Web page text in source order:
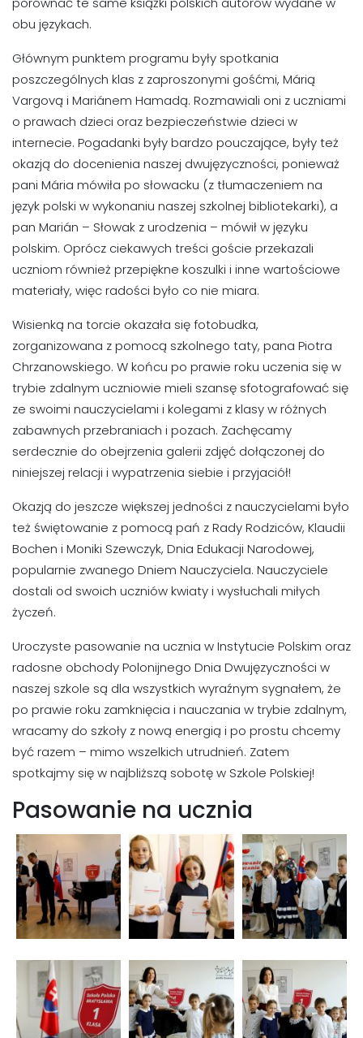
obu językach.
Głównym punktem programu były spotkania
poszczególnych klas z zaproszonymi gośćmi, Márią
Vargovą i Mariánem Hamadą. Rozmawiali oni z uczniami
o prawach dzieci oraz bezpieczeństwie dzieci w
internecie. Pogadanki były bardzo pouczające, były też
okazją do docenienia naszej dwujęzyczności, ponieważ
pani Mária mówiła po słowacku (z tłumaczeniem na
język polski w wykonaniu naszej szkolnej bibliotekarki), a
pan Marián – Słowak z urodzenia – mówił w języku
polskim. Oprócz ciekawych treści goście przekazali
uczniom również przepiękne koszulki i inne wartościowe
materiały, więc radości było co nie miara.
Wisienką na torcie okazała się fotobudka,
zorganizowana z pomocą szkolnego taty, pana Piotra
Chrzanowskiego. W końcu po prawie roku uczenia się w
trybie zdalnym uczniowie mieli szansę sfotografować się
ze swoimi nauczycielami i kolegami z klasy w różnych
zabawnych przebraniach i pozach. Zachęcamy
serdecznie do obejrzenia galerii zdjęć dołączonej do
niniejszej relacji i wypatrzenia siebie i przyjaciół!
Okazją do jeszcze większej jedności z nauczycielami było
też świętowanie z pomocą pań z Rady Rodziców, Klaudii
Bochen i Moniki Szewczyk, Dnia Edukacji Narodowej,
popularnie zwanego Dniem Nauczyciela. Nauczyciele
dostali od swoich uczniów kwiaty i wysłuchali miłych
życzeń.
Uroczyste pasowanie na ucznia w Instytucie Polskim oraz
radosne obchody Polonijnego Dnia Dwujęzyczności w
naszej szkole są dla wszystkich wyraźnym sygnałem, że
po prawie roku zamknięcia i nauczania w trybie zdalnym,
wracamy do szkoły z nową energią i po prostu chcemy
być razem – mimo wszelkich utrudnień. Zatem
spotkajmy się w najbliższą sobotę w Szkole Polskiej!
Pasowanie na ucznia